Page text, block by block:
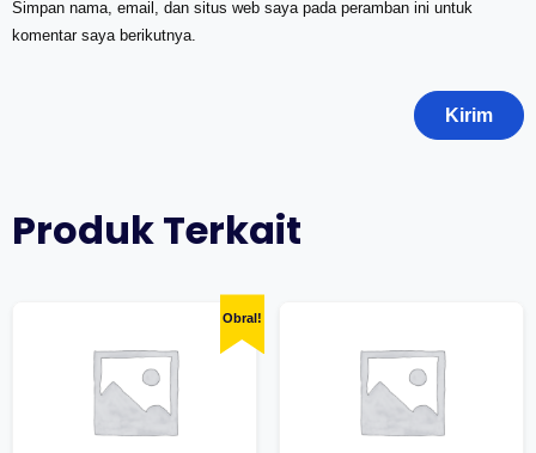
Simpan nama, email, dan situs web saya pada peramban ini untuk
komentar saya berikutnya.
Produk Terkait
Obral!